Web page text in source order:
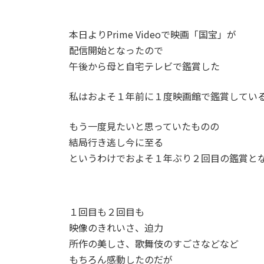
日
時
:
本日よりPrime Videoで映画「国宝」が
配信開始となったので
午後から母と自宅テレビで鑑賞した
私はおよそ１年前に１度映画館で鑑賞してい
もう一度見たいと思っていたものの
結局行き逃し今に至る
というわけでおよそ１年ぶり２回目の鑑賞と
１回目も２回目も
映像のきれいさ、迫力
所作の美しさ、歌舞伎のすごさなどなど
もちろん感動したのだが